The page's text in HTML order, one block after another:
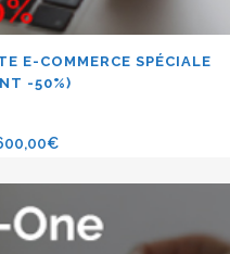
E-COMMERCE SPÉCIALE
-50%)
€